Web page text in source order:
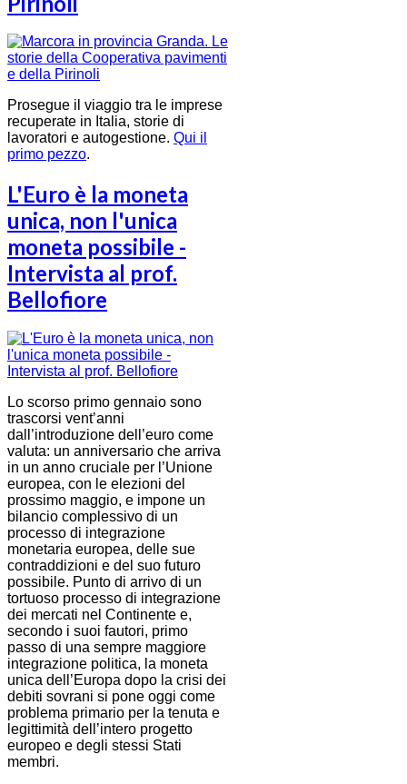
Prosegue il viaggio tra le imprese
recuperate in Italia, storie di
lavoratori e autogestione. Qui il
primo pezzo.
L'Euro è la moneta
unica, non l'unica
moneta possibile -
Intervista al prof.
Bellofiore
Lo scorso primo gennaio sono
trascorsi vent’anni
dall’introduzione dell’euro come
valuta: un anniversario che arriva
in un anno cruciale per l’Unione
europea, con le elezioni del
prossimo maggio, e impone un
bilancio complessivo di un
processo di integrazione
monetaria europea, delle sue
contraddizioni e del suo futuro
possibile. Punto di arrivo di un
tortuoso processo di integrazione
dei mercati nel Continente e,
secondo i suoi fautori, primo
passo di una sempre maggiore
integrazione politica, la moneta
unica dell’Europa dopo la crisi dei
debiti sovrani si pone oggi come
problema primario per la tenuta e
legittimità dell’intero progetto
europeo e degli stessi Stati
membri.